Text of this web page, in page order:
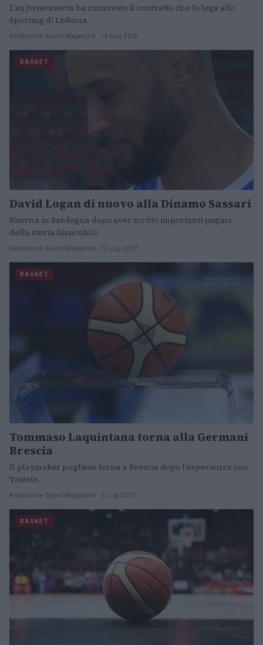
L'ex Juvecaserta ha rinnovato il contratto che lo lega allo
Sporting di Lisbona.
Redazione Sport Magazine · 14 Lug 2021
BASKET
David Logan di nuovo alla Dinamo Sassari
Ritorna in Sardegna dopo aver scritto importanti pagine
della storia biancoblu.
Redazione Sport Magazine · 12 Lug 2021
BASKET
Tommaso Laquintana torna alla Germani
Brescia
Il playmaker pugliese torna a Brescia dopo l'esperienza con
Trieste.
Redazione Sport Magazine · 3 Lug 2021
BASKET